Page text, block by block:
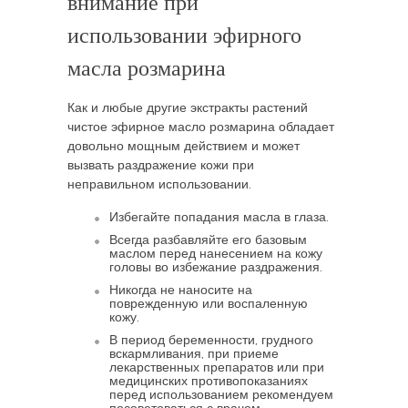
использовании эфирного
масла розмарина
Как и любые другие экстракты растений
чистое эфирное масло розмарина обладает
довольно мощным действием и может
вызвать раздражение кожи при
неправильном использовании.
Избегайте попадания масла в глаза.
Всегда разбавляйте его базовым
маслом перед нанесением на кожу
головы во избежание раздражения.
Никогда не наносите на
поврежденную или воспаленную
кожу.
В период беременности, грудного
вскармливания, при приеме
лекарственных препаратов или при
медицинских противопоказаниях
перед использованием рекомендуем